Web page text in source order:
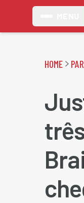
HOME